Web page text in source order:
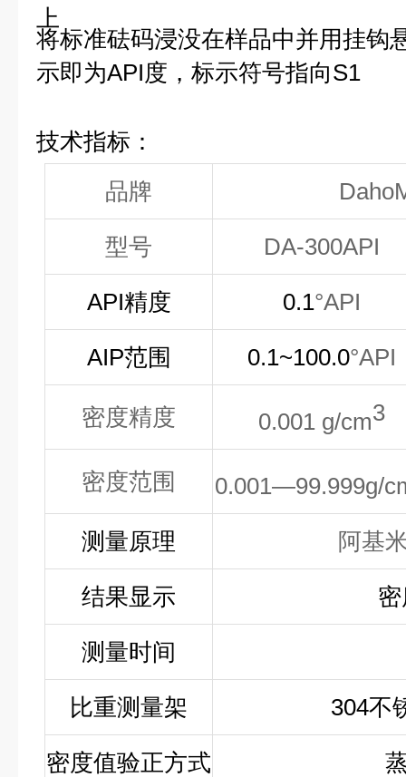
上
将标准砝码浸没在样品中并用挂钩
示即为API度，标示符号指向S1
技术指标：
品牌
型号 DA-300API
API精度 0.1°API
AIP范围 0.1~100.0°API
密度精度 0.001g/cm3
密度范围 0.001—99.999g/
测量原理 阿基
结果显示
测量时间
比重测量架 304不
密度值验正方式